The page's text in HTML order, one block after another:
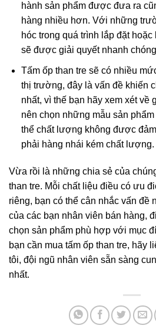
hành sản phẩm được đưa ra
hàng nhiều hơn. Với những
hóc trong quá trình lắp đặt
sẽ được giải quyết nhanh
Tấm ốp than tre sẽ có nhiều
thị trường, đây là vấn đề khiến
nhất, vì thế bạn hãy xem xét về
nên chọn những mẫu sản
thể chất lượng không được
phải hàng nhái kém chất lượng.
Vừa rồi là những chia sẻ của
than tre. Mỗi chất liệu điều có ưu
riêng, bạn có thể cân nhắc vấn đề
của các bạn nhân viên bán hàng,
chọn sản phẩm phù hợp với mục
bạn cần mua tấm ốp than tre, hãy
tôi, đội ngũ nhân viên sẵn sàng
nhất.